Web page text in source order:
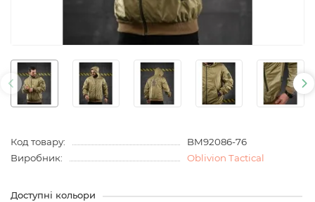
Код товару:
BM92086-76
Виробник:
Oblivion Tactical
Доступні кольори